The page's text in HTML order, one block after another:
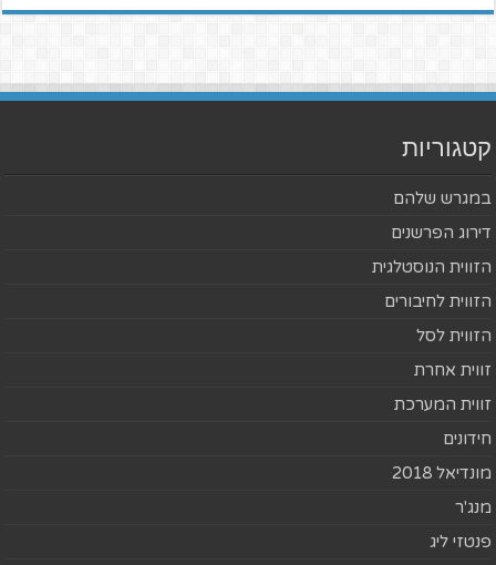
קטגוריות
במגרש שלהם
דירוג הפרשנים
הזווית הנוסטלגית
הזווית לחיבורים
הזווית לסל
זווית אחרת
זווית המערכת
חידונים
מונדיאל 2018
מנג'ר
פנטזי ליג